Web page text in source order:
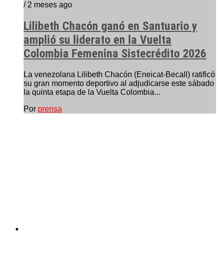
/ 2 meses ago
Lilibeth Chacón ganó en Santuario y
amplió su liderato en la Vuelta
Colombia Femenina Sistecrédito 2026
La venezolana Lilibeth Chacón (Eneicat-Becall) ratificó
su gran momento deportivo al adjudicarse este sábado
la quinta etapa de la Vuelta Colombia...
Por prensa